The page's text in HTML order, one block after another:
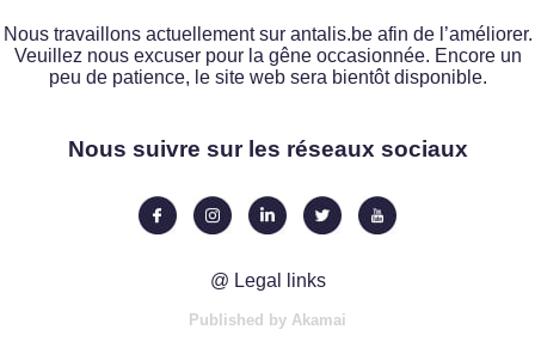
Nous travaillons actuellement sur antalis.be afin de l’améliorer.
Veuillez nous excuser pour la gêne occasionnée. Encore un
peu de patience, le site web sera bientôt disponible.
Nous suivre sur les réseaux sociaux
@ Legal links
Published by Akamai